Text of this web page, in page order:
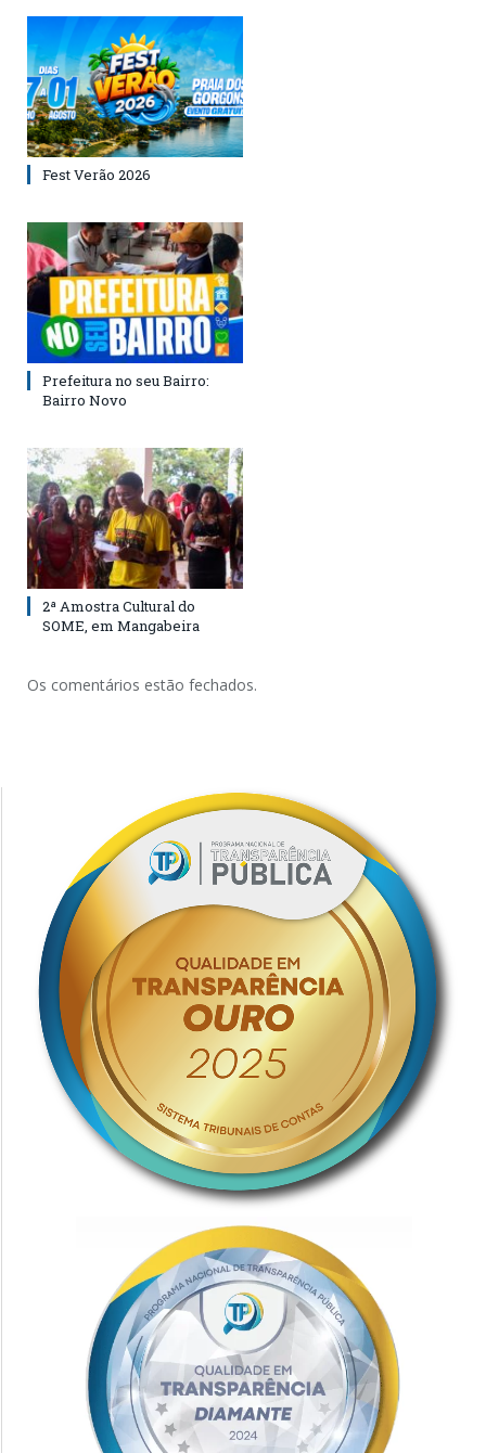
Fest Verão 2026
Prefeitura no seu Bairro:
Bairro Novo
2ª Amostra Cultural do
SOME, em Mangabeira
Os comentários estão fechados.